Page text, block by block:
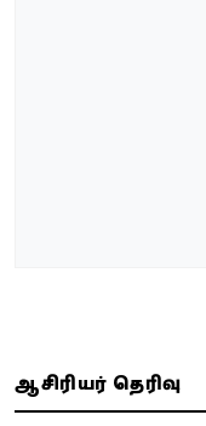
ஆசிரியர் தெரிவு